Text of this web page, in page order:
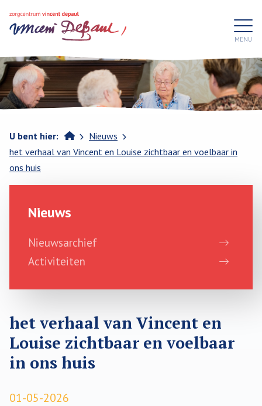
U bent hier:
Home > Nieuws
het verhaal van Vincent en Louise zichtbaar en voelbaar in
ons huis
Nieuws
Nieuwsarchief
Activiteiten
het verhaal van Vincent en
Louise zichtbaar en voelbaar
in ons huis
01-05-2026